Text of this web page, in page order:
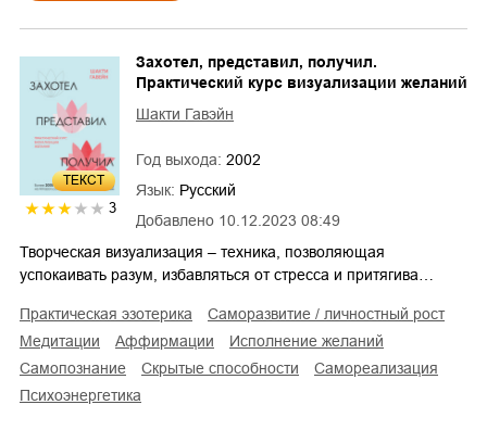
ТЕКСТ
3
Добавлено 10.12.2023 08:49
Захотел, представил, получил.
Практический курс визуализации желаний
Шакти Гавэйн
Год выхода: 2002
Язык: Русский
Творческая визуализация – техника, позволяющая
успокаивать разум, избавляться от стресса и притягива…
практическая эзотерика
саморазвитие / личностный рост
медитации
аффирмации
исполнение желаний
самопознание
скрытые способности
самореализация
психоэнергетика